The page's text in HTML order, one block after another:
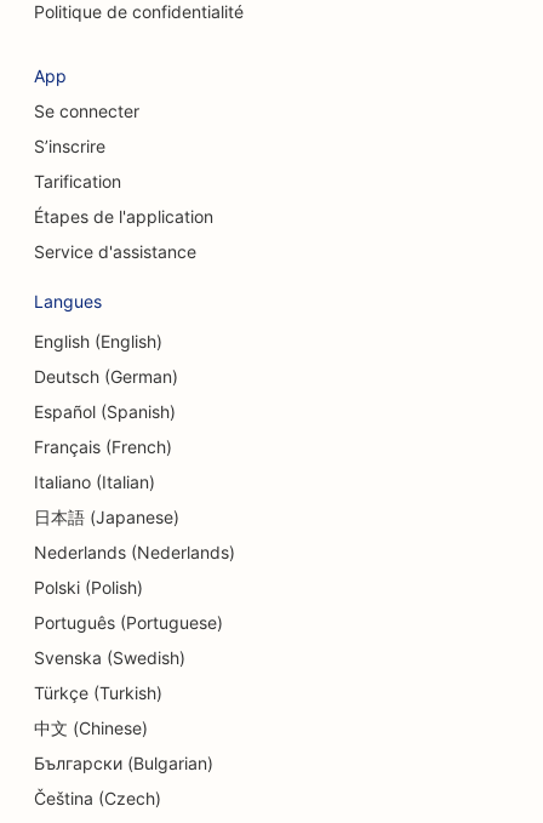
SEO pour les services de nettoyage
SEO pour les cabinets de conseil
SEO pour les magasins de vêtements
SEO pour les services de change
SEO pour les chirurgiens craniofaciaux
SEO pour les boutiques de cupcakes
SEO pour les studios de danse
SEO pour les services de conseil en matière
d'endettement
SEO pour les cliniques dentaires
SEO pour les restaurants
SEO pour les services de dermabrasion
Politique de confidentialité
App
Se connecter
S’inscrire
Tarification
Étapes de l'application
Service d'assistance
Langues
English (English)
Deutsch (German)
Español (Spanish)
Français (French)
Italiano (Italian)
日本語 (Japanese)
Nederlands (Nederlands)
Polski (Polish)
Português (Portuguese)
Svenska (Swedish)
Türkçe (Turkish)
中文 (Chinese)
Български (Bulgarian)
Čeština (Czech)